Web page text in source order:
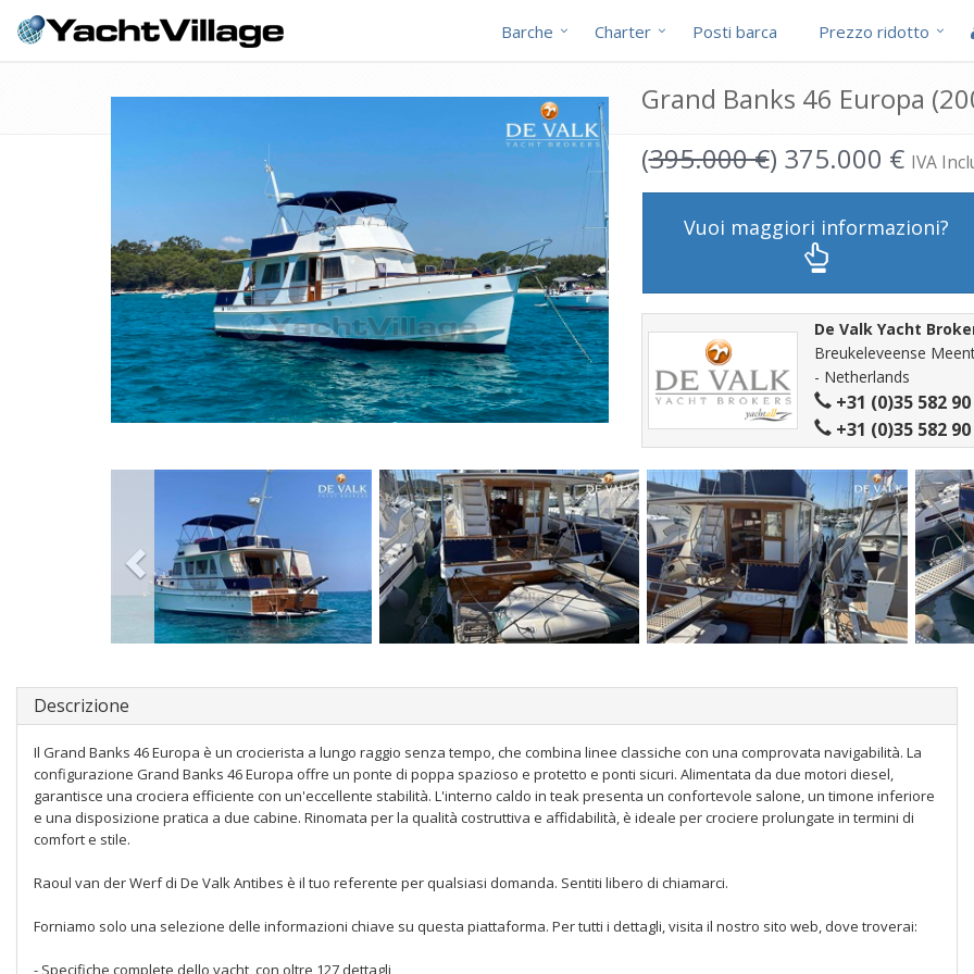
Barche Charter Posti barca Prezzo ridotto
Grand Banks 46 Europa
(395.000 €) 375.000 € IVA
Vuoi maggiori informazioni?
De Valk Yacht
Breukeleveense
- Netherlands
+31 (0)35 582
+31 (0)35 582
Descrizione
Il Grand Banks 46 Europa è un crocierista a lungo raggio senza tempo, che combina linee classiche con una comprovata navigabilità. La
configurazione Grand Banks 46 Europa offre un ponte di poppa spazioso e protetto e ponti sicuri. Alimentata da due motori diesel,
garantisce una crociera efficiente con un'eccellente stabilità. L'interno caldo in teak presenta un confortevole salone, un timone inferiore
e una disposizione pratica a due cabine. Rinomata per la qualità costruttiva e affidabilità, è ideale per crociere prolungate in termini di
comfort e stile.
Raoul van der Werf di De Valk Antibes è il tuo referente per qualsiasi domanda. Sentiti libero di chiamarci.
Forniamo solo una selezione delle informazioni chiave su questa piattaforma. Per tutti i dettagli, visita il nostro sito web, dove troverai:
- Specifiche complete dello yacht, con oltre 127 dettagli